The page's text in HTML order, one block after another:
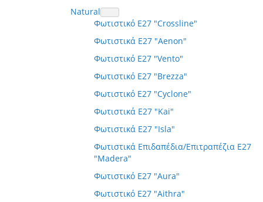
Natural
Φωτιστικό E27 "Crossline"
Φωτιστικά E27 "Aenon"
Φωτιστικό E27 "Vento"
Φωτιστικό E27 "Brezza"
Φωτιστικό E27 "Cyclone"
Φωτιστικά E27 "Kai"
Φωτιστικά E27 "Isla"
Φωτιστικά Επιδαπέδια/Επιτραπέζια E27
"Madera"
Φωτιστικό E27 "Aura"
Φωτιστικό E27 "Aithra"